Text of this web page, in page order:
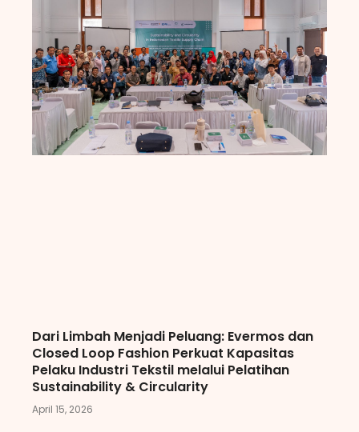
Dari Limbah Menjadi Peluang: Evermos dan
Closed Loop Fashion Perkuat Kapasitas
Pelaku Industri Tekstil melalui Pelatihan
Sustainability & Circularity
April 15, 2026